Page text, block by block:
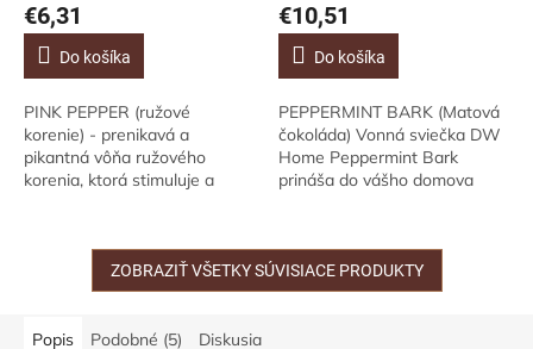
€6,31
Do košíka
PINK PEPPER (ružové
korenie) - prenikavá a
pikantná vôňa ružového
korenia, ktorá stimuluje a
najobľúbenejších vôní...
€10,51
Do košíka
PEPPERMINT BARK (Matová
čokoláda) Vonná sviečka DW
Home Peppermint Bark
prináša do vášho domova
prelína s osviežujúcimi...
ZOBRAZIŤ VŠETKY SÚVISIACE PRODUKTY
Popis Podobné (5) Diskusia